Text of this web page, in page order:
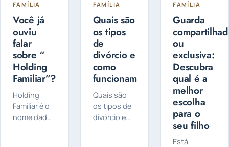
FAMÍLIA
Você já
ouviu
falar
sobre “
Holding
Familiar”?
Holding
Familiar é o
nome dado
FAMÍLIA
Quais são
os tipos
de
divórcio e
como
funcionam
Quais são
os tipos de
divórcio e
FAMÍLIA
Guarda
ou
exclusiva:
Descubra
qual é a
melhor
escolha
para o
seu filho
Está